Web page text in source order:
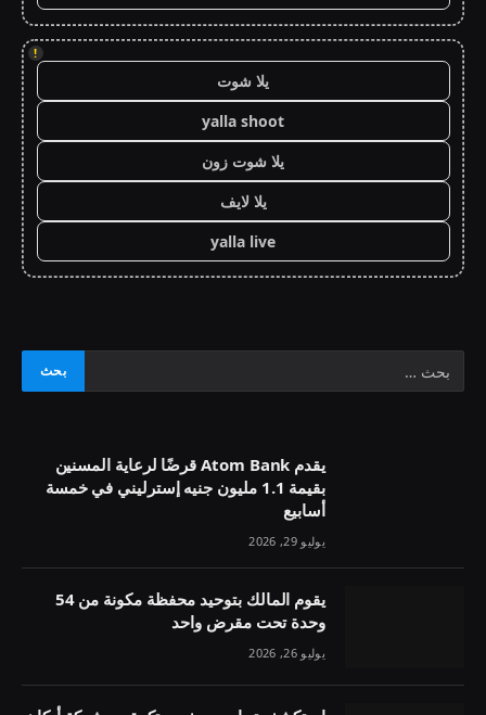
!
يلا شوت
yalla shoot
يلا شوت زون
يلا لايف
yalla live
يقدم Atom Bank قرضًا لرعاية المسنين
بقيمة 1.1 مليون جنيه إسترليني في خمسة
أسابيع
يوليو 29, 2026
يقوم المالك بتوحيد محفظة مكونة من 54
وحدة تحت مقرض واحد
يوليو 26, 2026